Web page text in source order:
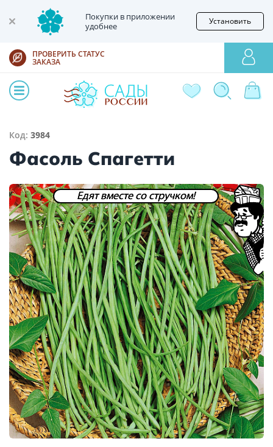
Покупки в приложении
удобнее
Установить
ПРОВЕРИТЬ СТАТУС
ЗАКАЗА
Код: 3984
Фасоль Спагетти
Едят вместе со стручком!